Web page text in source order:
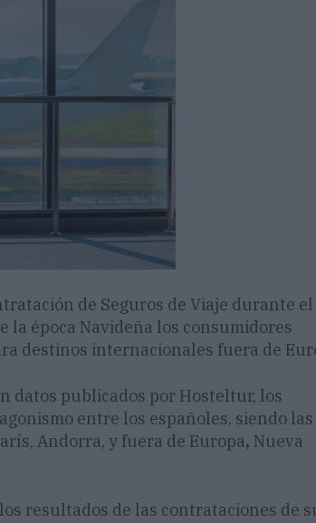
de Seguros de Viaje durante el
época Navideña los consumidores
destinos internacionales fuera de
datos publicados por Hosteltur, los
entre los españoles, siendo las
Andorra, y fuera de Europa, Nueva
resultados de las contrataciones de